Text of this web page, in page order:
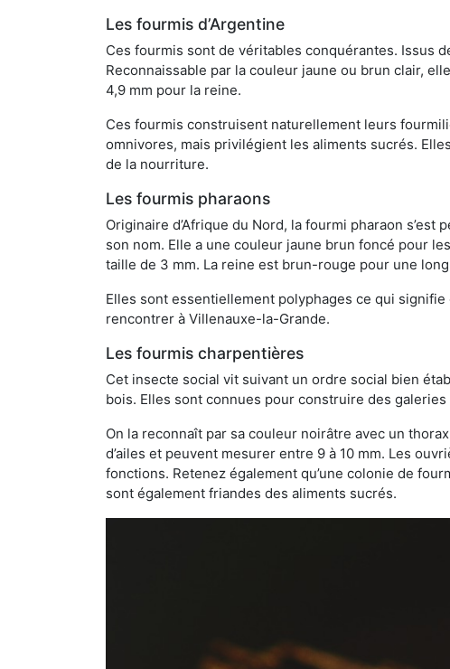
Les fourmis d’Argentine
Ces fourmis sont de véritables conquérantes. Issus
Reconnaissable par la couleur jaune ou brun clair,
4,9 mm pour la reine.
Ces fourmis construisent naturellement leurs
omnivores, mais privilégient les aliments sucrés.
de la nourriture.
Les fourmis pharaons
Originaire d’Afrique du Nord, la fourmi pharaon
son nom. Elle a une couleur jaune brun foncé pour
taille de 3 mm. La reine est brun-rouge pour une
Elles sont essentiellement polyphages ce qui signifie
rencontrer à Villenauxe-la-Grande.
Les fourmis charpentières
Cet insecte social vit suivant un ordre social bien
bois. Elles sont connues pour construire des
On la reconnaît par sa couleur noirâtre avec un
d’ailes et peuvent mesurer entre 9 à 10 mm. Les
fonctions. Retenez également qu’une colonie de
sont également friandes des aliments sucrés.